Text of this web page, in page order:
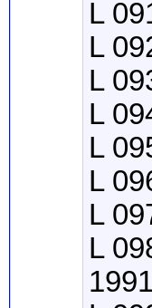
L
L
L
L
L
L
L
L
1991